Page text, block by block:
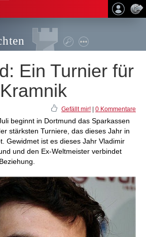
Ein Turnier für
Gefällt mir! 0 Kommentare
beginnt in Dortmund das Sparkassen
stärksten Turniere, das dieses Jahr in
Gewidmet ist es dieses Jahr Vladimir
und den Ex-Weltmeister verbindet